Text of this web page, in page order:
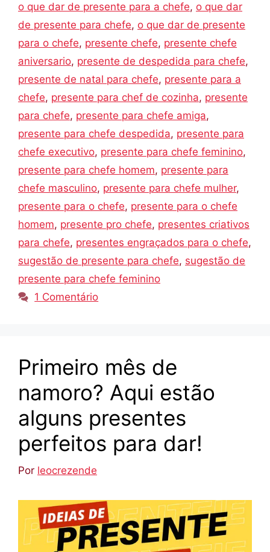
o que dar de presente para a chefe, o que dar
de presente para chefe, o que dar de presente
para o chefe, presente chefe, presente chefe
aniversario, presente de despedida para chefe,
presente de natal para chefe, presente para a
chefe, presente para chef de cozinha, presente
para chefe, presente para chefe amiga,
presente para chefe despedida, presente para
chefe executivo, presente para chefe feminino,
presente para chefe homem, presente para
chefe masculino, presente para chefe mulher,
presente para o chefe, presente para o chefe
homem, presente pro chefe, presentes criativos
para chefe, presentes engraçados para o chefe,
sugestão de presente para chefe, sugestão de
presente para chefe feminino
1 Comentário
Primeiro mês de
namoro? Aqui estão
alguns presentes
perfeitos para dar!
Por leocrezende